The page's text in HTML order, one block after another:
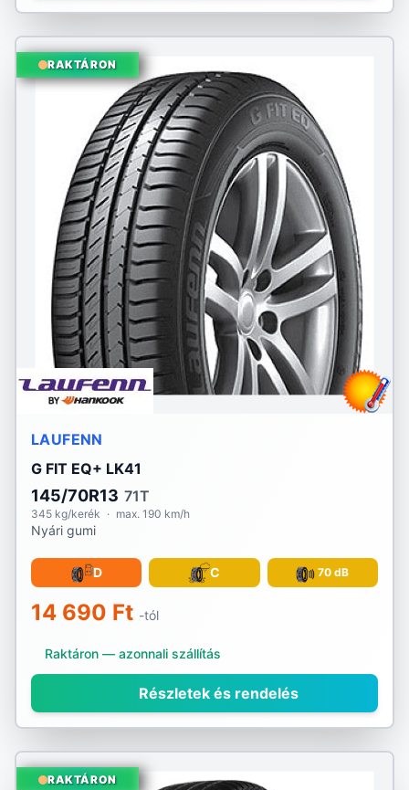
RAKTÁRON
LAUFENN
G FIT EQ+ LK41
145/70R13 71T
345 kg/kerék · max. 190 km/h
Nyári gumi
D C 70 dB
14 690 Ft -tól
Raktáron — azonnali szállítás
Részletek és rendelés
RAKTÁRON